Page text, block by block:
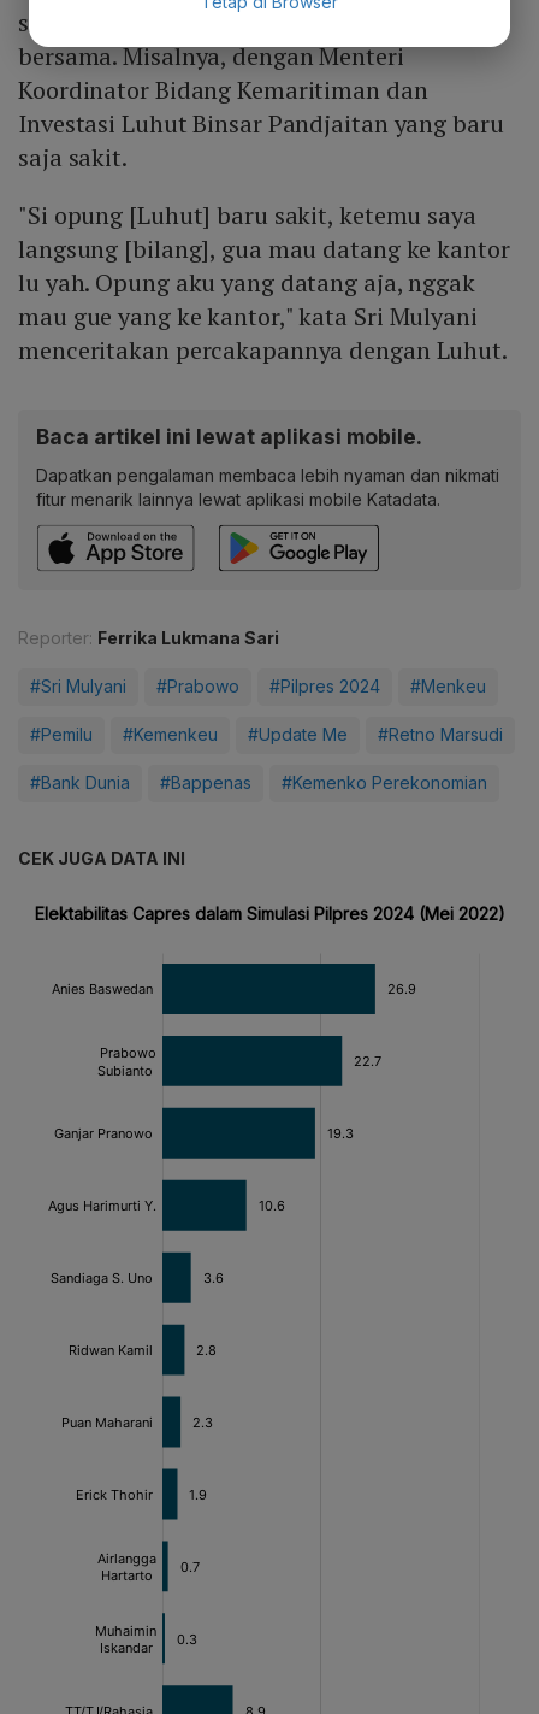
satu kabinet suka berbincang-bincang
bersama. Misalnya, dengan Menteri
Koordinator Bidang Kemaritiman dan
Investasi Luhut Binsar Pandjaitan yang baru
saja sakit.
"Si opung [Luhut] baru sakit, ketemu saya
langsung [bilang], gua mau datang ke kantor
lu yah. Opung aku yang datang aja, nggak
mau gue yang ke kantor," kata Sri Mulyani
menceritakan percakapannya dengan Luhut.
Baca artikel ini lewat aplikasi mobile.
Dapatkan pengalaman membaca lebih nyaman dan nikmati
fitur menarik lainnya lewat aplikasi mobile Katadata.
Reporter: Ferrika Lukmana Sari
#Sri Mulyani #Prabowo #Pilpres 2024 #Menkeu
#Pemilu #Kemenkeu #Update Me #Retno Marsudi
#Bank Dunia #Bappenas #Kemenko Perekonomian
CEK JUGA DATA INI